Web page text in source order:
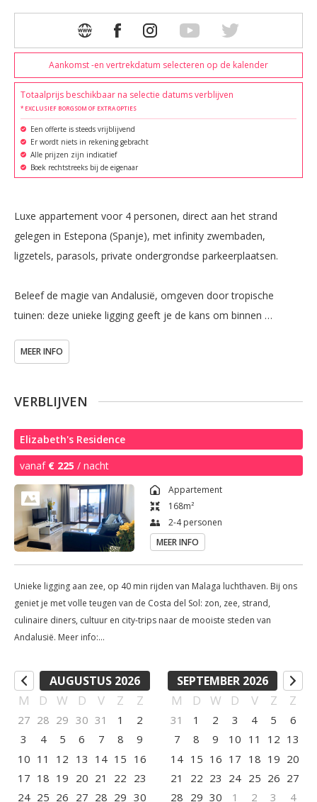
Luxe appartement voor 4 personen, direct aan het strand
gelegen in Estepona (Spanje), met infinity zwembaden,
ligzetels, parasols, private ondergrondse parkeerplaatsen.
Beleef de magie van Andalusië, omgeven door tropische
tuinen: deze unieke ligging geeft je de kans om binnen
del Sol te ontdekken.
40 minuten rijden van Malaga luchthaven: dé top locatie om
de mooiste City Trips in Andalusië.
Wat wij te bieden hebben (inbegrepen in de prijs):
.volledig ingericht appartement voor 4 personen: 2
slaapkamers, 2 badkamers, ruim terras met zicht op tropische
tuin en zee
.toegang tot de buitenzwembaden en het strand
strand
.check in met CAVA bubbels van het huis
.toegang tot het verwarmd binnenzwembad met SPA en Turks
.toegang tot de gym en fitnesszaal
.toegang tot het overdekte tennis/padel plein
.2 privé ondergrondse parkeerplaatsen, met een lift direct naar
het appartement
MEER INFO
VERBLIJVEN
Elizabeth's Residence
vanaf € 225 / nacht
Appartement
168m²
2-4 personen
MEER INFO
Unieke ligging aan zee, op 40 min rijden van Malaga luchthaven. Bij ons
geniet je met volle teugen van de Costa del Sol: zon, zee, strand,
culinaire diners, cultuur en city-trips naar de mooiste steden van
Andalusië. Meer info:
private parkeerplaatsen | flas Cava bij aankomst | ligbedden en
parasols ? direct aan het strand ? in Estepona, bekroonde
bloemenrivièra van Europa, finalist 'European City of 2023' ? op een
steenworp afstand van de 10 mooiste steden van Andalusië ? slechts 40
min rijden van Malaga luchthaven ? we werken met betrouwbare
partners voor de huur van een wagen, fiets of zeilboot ? betaal veilig ?
geen verdoken of extra kosten ? boek direct bij Belgische eigenaar ?
AUGUSTUS 2026
M D W D V Z Z
27 28 29 30 31 1
2
3
4 5 6 7 8
9
10 11 12 13 14 15 16
17 18 19 20 21 22 23
24 25 26 27 28 29 30
SEPTEMBER 2026
M D W D V Z Z
31 1 2 3 4 5
6
7
8 9 10 11 12 13
14 15 16 17 18 19 20
21
22 23 24 25 26 27
28 29 30 1 2 3 4
Aankomst -en vertrekdatum selecteren op de kalender
Totaalprijs beschikbaar na selectie datums verblijven
* EXCLUSIEF BORGSOM OF EXTRA OPTIES
Een offerte is steeds vrijblijvend
Er wordt niets in rekening gebracht
Alle prijzen zijn indicatief
Boek rechtstreeks bij de eigenaar